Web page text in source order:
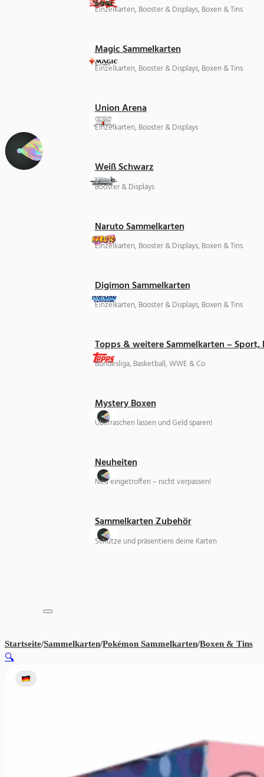
Einzelkarten, Booster & Displays, Boxen & Tins
Magic Sammelkarten
Einzelkarten, Booster & Displays, Boxen & Tins
Union Arena
Einzelkarten, Booster & Displays
Weiß Schwarz
Booster & Displays
Naruto Sammelkarten
Einzelkarten, Booster & Displays, Boxen & Tins
Digimon Sammelkarten
Einzelkarten, Booster & Displays, Boxen & Tins
Topps & weitere Sammelkarten –
Bundesliga, Basketball, WWE & Co
Mystery Boxen
Überraschen lassen und Geld sparen!
Neuheiten
Neu eingetroffen – nicht verpassen!
Sammelkarten Zubehör
Schütze und präsentiere deine Karten
Startseite/Sammelkarten/Pokémon Sammelkarten/Boxen & Tins
🔍